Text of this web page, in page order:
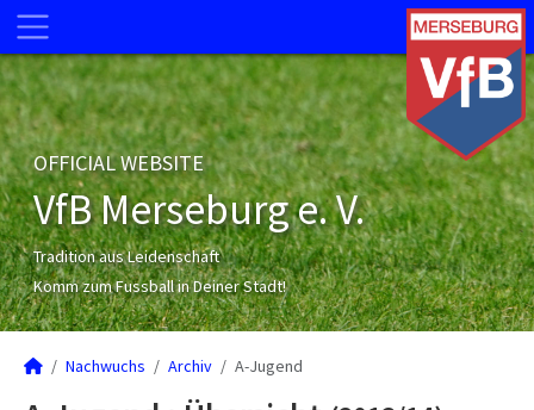
OFFICIAL WEBSITE
VfB Merseburg e. V.
Tradition aus Leidenschaft
Komm zum Fussball in Deiner Stadt!
Nachwuchs Archiv A-Jugend